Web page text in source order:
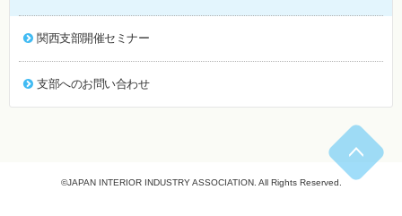
関西支部開催セミナー
支部へのお問い合わせ
©JAPAN INTERIOR INDUSTRY ASSOCIATION. All Rights Reserved.